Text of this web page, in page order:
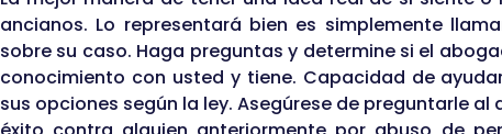
ancianos. Lo representará bien es simplemente
sobre su caso. Haga preguntas y determine si el
conocimiento con usted y tiene. Capacidad de
sus opciones según la ley. Asegúrese de preguntarle